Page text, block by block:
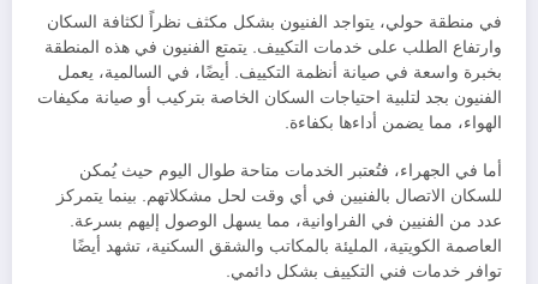
في منطقة حولي، يتواجد الفنيون بشكل مكثف نظراً لكثافة السكان
وارتفاع الطلب على خدمات التكييف. يتمتع الفنيون في هذه المنطقة
بخبرة واسعة في صيانة أنظمة التكييف. أيضًا، في السالمية، يعمل
الفنيون بجد لتلبية احتياجات السكان الخاصة بتركيب أو صيانة مكيفات
الهواء، مما يضمن أداءها بكفاءة.
أما في الجهراء، فتُعتبر الخدمات متاحة طوال اليوم حيث يُمكن
للسكان الاتصال بالفنيين في أي وقت لحل مشكلاتهم. بينما يتمركز
عدد من الفنيين في الفراوانية، مما يسهل الوصول إليهم بسرعة.
العاصمة الكويتية، المليئة بالمكاتب والشقق السكنية، تشهد أيضًا
توافر خدمات فني التكييف بشكل دائمي.